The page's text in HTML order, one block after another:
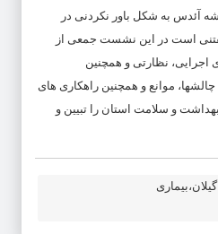
آئدس به شکل باور نکردنی در
است در این نشست جمعی از
اجرایی، نظارتی و همچنین
موانع و همچنین راهکاری های
و سلامت استان را تبیین و